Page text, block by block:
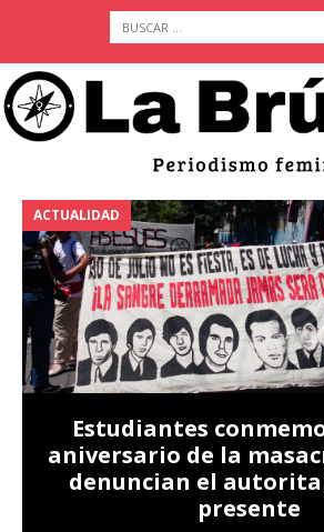
ACTUALIDAD
Estudiantes
aniversario de la
denuncian el
presente